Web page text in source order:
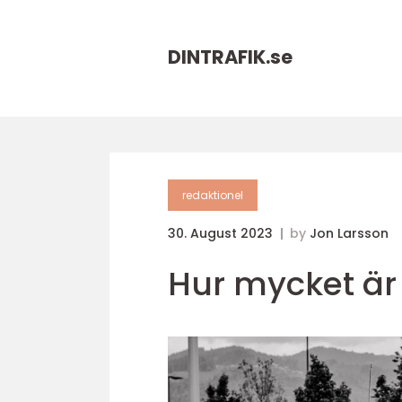
DINTRAFIK.se
redaktionel
30. August 2023 by Jon Larsson
Hur mycket